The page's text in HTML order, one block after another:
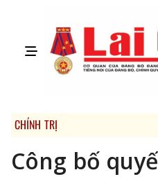
CHÍNH TRỊ
Công bố